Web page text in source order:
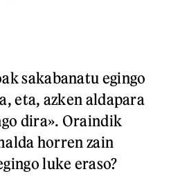
sakabanatu egingo
eta, azken aldapara
dira». Oraindik
horren zain
luke eraso?